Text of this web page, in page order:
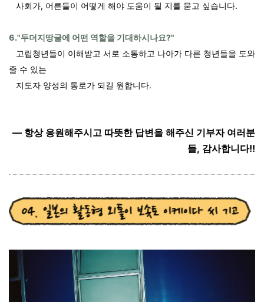
사회가, 어른들이 어떻게 해야 도움이 될 지를 묻고 싶습니다.
6."두더지땅굴에 어떤 역할을 기대하시나요?"
고립청년들이 이해받고 서로 소통하고 나아가 다른 청년들을 도와
줄 수 있는
지도자 양성의 통로가 되길 원합니다.
— 항상 응원해주시고 따뜻한 답변을 해주신 기부자 여러분
들, 감사합니다!!